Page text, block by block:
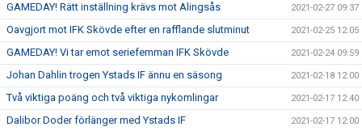
GAMEDAY! Rätt inställning krävs mot Alingsås 2021-02-27 09:37
Oavgjort mot IFK Skövde efter en rafflande slutminut 2021-02-25 12:05
GAMEDAY! Vi tar emot seriefemman IFK Skövde 2021-02-24 09:59
Johan Dahlin trogen Ystads IF ännu en säsong 2021-02-18 12:00
Två viktiga poäng och två viktiga nykomlingar 2021-02-17 12:40
Dalibor Doder förlänger med Ystads IF 2021-02-17 12:00